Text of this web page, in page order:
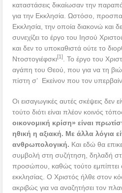
καταστάσεις δικαίωσαν την
για την Εκκλησία. Ωστόσο,
Εκκλησία, την οποία διακονώ και
συνεχίζει το έργο του Ιησού
και δεν το υποκαθιστά ούτε το
Ντοστογιέφσκι[1]
. Το έργο του
αγάπη του Θεού, που για να τη
πίστη σ’ Eκείνον που τον
Οι εισαγωγικές αυτές σκέψεις δεν
τούτο διότι είναι πλέον κοινός
οικονομική κρίση» είναι
ηθική η αξιακή. Με άλλα λόγια
ανθρωπολογική. Και εδώ θα
συμβολή στη συζήτηση, δηλαδή
προσώπου, καθώς τούτο εμπίπτει
εκκλησίας. Ο Χριστός ήλθε στον
ακριβώς για να αναζητήσει τον